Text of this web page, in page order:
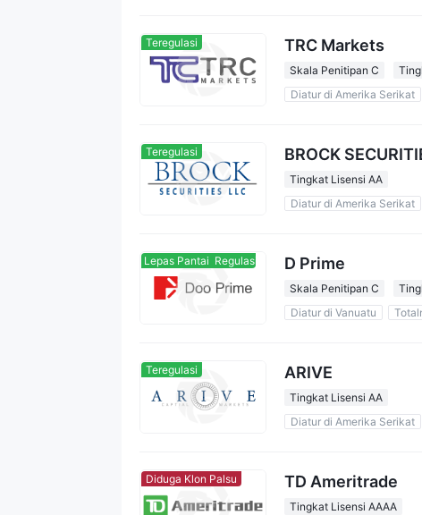
Teregulasi TRC Markets
Skala Penitipan C
Diatur di Amerika Serikat
Teregulasi BROCK
Tingkat Lisensi AA
Diatur di Amerika Serikat
Regulasi Lepas Pantai Regulasi Lepas PantaiD Prime
Skala Penitipan C
Diatur di Vanuatu
Teregulasi ARIVE
Tingkat Lisensi AA
Diatur di Amerika Serikat
Diduga Klon Palsu TD Ameritrade
Tingkat Lisensi AAAA